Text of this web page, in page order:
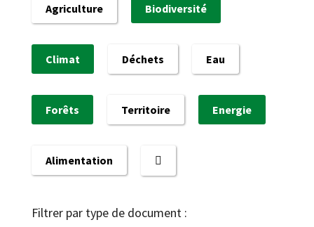
Agriculture Biodiversité
Climat Déchets Eau
Forêts Territoire Energie
Alimentation
Filtrer par type de document :